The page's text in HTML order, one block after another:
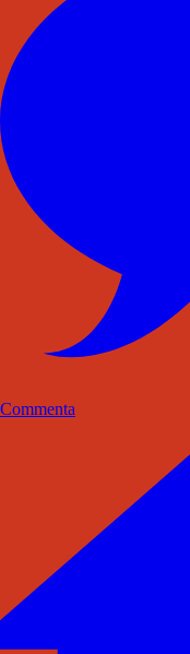
Commenta